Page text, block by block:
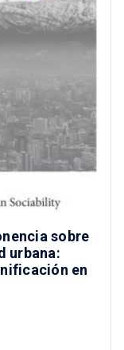
sobre
urbana:
en